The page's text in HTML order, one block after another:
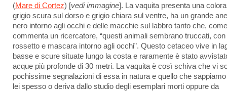
(Mare di Cortez) [vedi immagine]. La vaquita presenta una
grigio scura sul dorso e grigio chiara sul ventre, ha un grande
nero intorno agli occhi e delle macchie sul labbro tanto che, come
commenta un ricercatore, “questi animali sembrano truccati, con
rossetto e mascara intorno agli occhi”. Questo cetaceo vive in
basse e scure situate lungo la costa e raramente è stato
acque più profonde di 30 metri. La vaquita è così schiva che vi
pochissime segnalazioni di essa in natura e quello che
lei spesso o deriva dallo studio degli esemplari morti oppure da